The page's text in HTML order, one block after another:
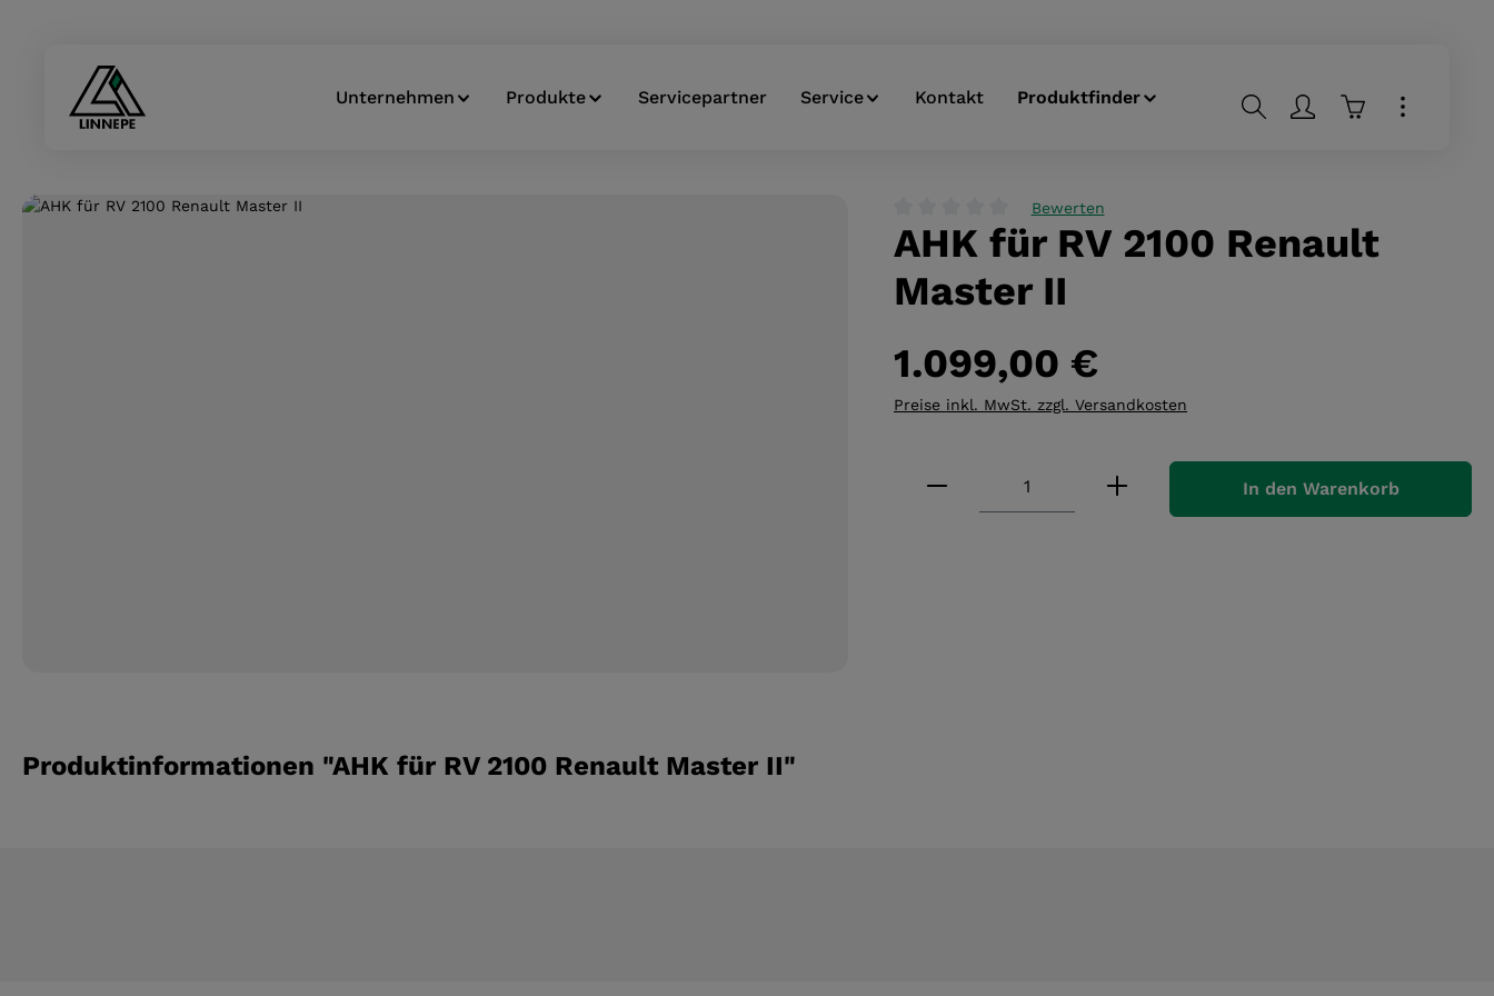
Unternehmen Produkte Servicepartner Service Kontakt Produktfinder Warenkorb
Bildergalerie überspringen
Durchschnittliche Bewertung von 0 von 5 Sternen
Bewerten
AHK für RV 2100 Renault
Master II
1.099,00 €
Preise inkl. MwSt. zzgl. Versandkosten
Produkt Anzahl: Gib den gewünschten
In den Warenkorb
Produktinformationen "AHK für RV 2100 Renault Master II"